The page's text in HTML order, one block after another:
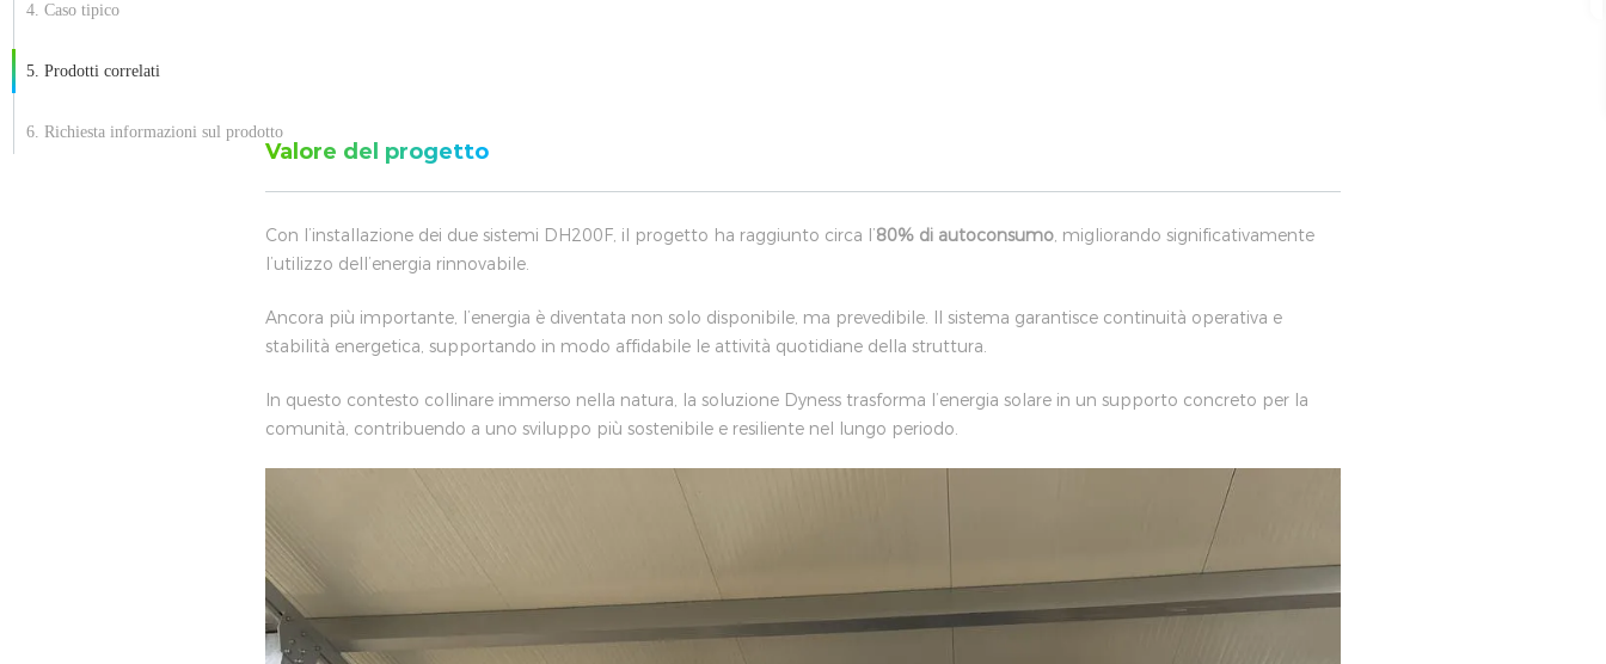
Valore del progetto
Con l’installazione dei due sistemi DH200F, il progetto ha raggiunto circa l’80% di autoconsumo, migliorando significativamente
l’utilizzo dell’energia rinnovabile.
Ancora più importante, l’energia è diventata non solo disponibile, ma prevedibile. Il sistema garantisce continuità operativa e
stabilità energetica, supportando in modo affidabile le attività quotidiane della struttura.
In questo contesto collinare immerso nella natura, la soluzione Dyness trasforma l’energia solare in un supporto concreto per la
comunità, contribuendo a uno sviluppo più sostenibile e resiliente nel lungo periodo.
4. Caso tipico
5. Prodotti correlati
6. Richiesta informazioni sul prodotto